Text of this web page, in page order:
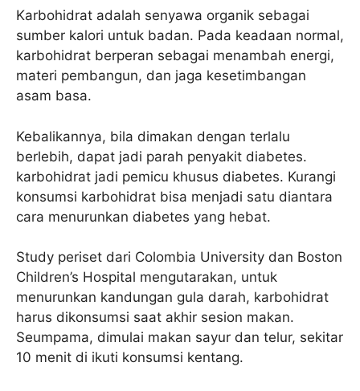
Karbohidrat adalah senyawa organik sebagai
sumber kalori untuk badan. Pada keadaan normal,
karbohidrat berperan sebagai menambah energi,
materi pembangun, dan jaga kesetimbangan
asam basa.
Kebalikannya, bila dimakan dengan terlalu
berlebih, dapat jadi parah penyakit diabetes.
karbohidrat jadi pemicu khusus diabetes. Kurangi
konsumsi karbohidrat bisa menjadi satu diantara
cara menurunkan diabetes yang hebat.
Study periset dari Colombia University dan Boston
Children’s Hospital mengutarakan, untuk
menurunkan kandungan gula darah, karbohidrat
harus dikonsumsi saat akhir sesion makan.
Seumpama, dimulai makan sayur dan telur, sekitar
10 menit di ikuti konsumsi kentang.